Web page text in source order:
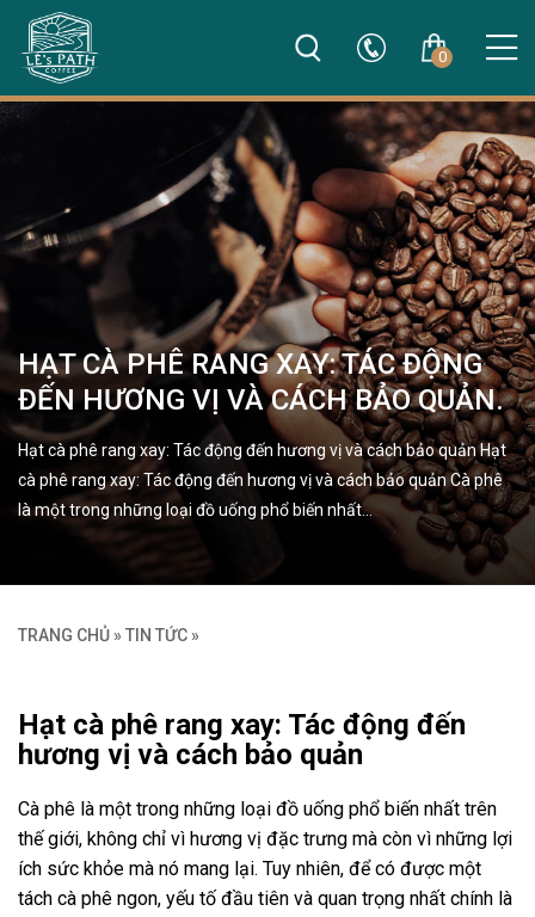
0
HẠT CÀ PHÊ RANG XAY: TÁC ĐỘNG
ĐẾN HƯƠNG VỊ VÀ CÁCH BẢO QUẢN.
Hạt cà phê rang xay: Tác động đến hương vị và cách bảo quản Hạt
cà phê rang xay: Tác động đến hương vị và cách bảo quản Cà phê
là một trong những loại đồ uống phổ biến nhất…
TRANG CHỦ » TIN TỨC »
Hạt cà phê rang xay: Tác động đến
hương vị và cách bảo quản
Cà phê là một trong những loại đồ uống phổ biến nhất trên
thế giới, không chỉ vì hương vị đặc trưng mà còn vì những lợi
ích sức khỏe mà nó mang lại. Tuy nhiên, để có được một
tách cà phê ngon, yếu tố đầu tiên và quan trọng nhất chính là